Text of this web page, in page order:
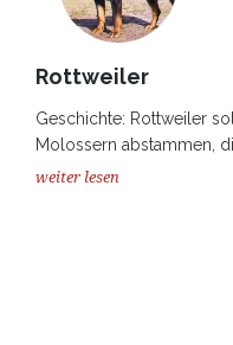
Rottweiler
Geschichte: Rottweiler
Molossern abstammen,
weiter lesen